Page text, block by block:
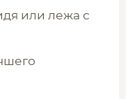
или лежа с